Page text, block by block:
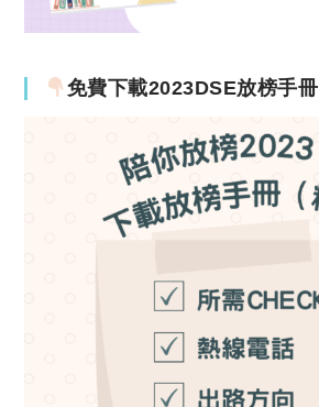
免費下載2023DSE放榜手冊